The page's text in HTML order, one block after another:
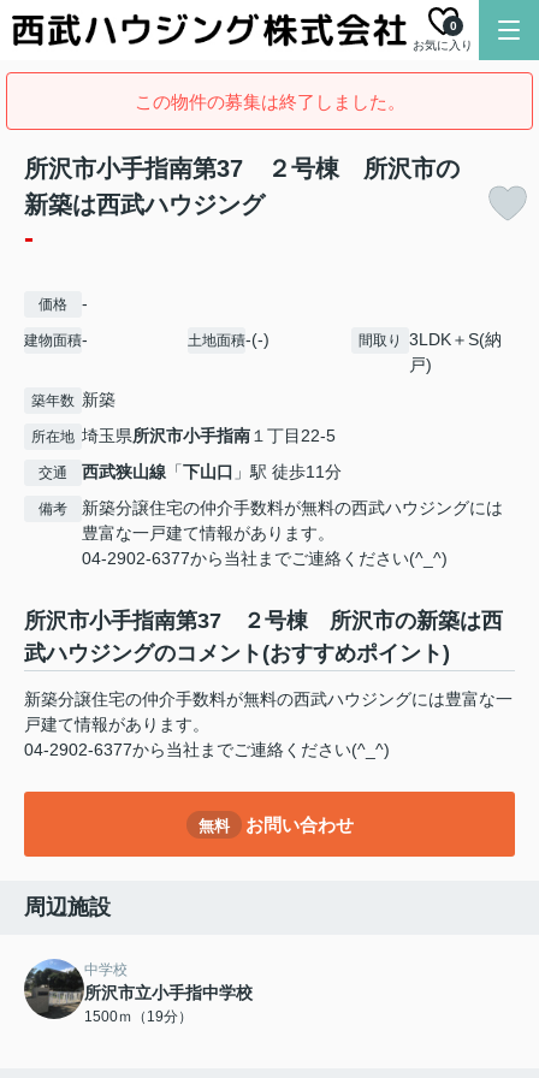
お気に入り
0
この物件の募集は終了しました。
所沢市小手指南第37 ２号棟 所沢市の
新築は西武ハウジング
-
価格 -
建物面積- 土地面積-(-) 間取り
3LDK＋S(納
戸)
築年数 新築
所在地 埼玉県所沢市小手指南 １丁目22-5
交通 西武狭山線 「下山口 」駅 徒歩11分
備考
新築分譲住宅の仲介手数料が無料の西武ハウジングには
豊富な一戸建て情報があります。
04-2902-6377から当社までご連絡ください(^_^)
所沢市小手指南第37 ２号棟 所沢市の新築は西
武ハウジングのコメント(おすすめポイント)
新築分譲住宅の仲介手数料が無料の西武ハウジングには豊富な一
戸建て情報があります。
04-2902-6377から当社までご連絡ください(^_^)
無料 お問い合わせ
周辺施設
中学校
所沢市立小手指中学校
1500ｍ（19分）